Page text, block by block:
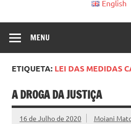
English
MENU
ETIQUETA: LEI DAS MEDIDAS
A DROGA DA JUSTIÇA
16 de Julho de 2020 Moiani